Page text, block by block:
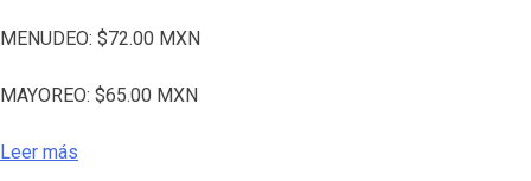
MENUDEO: $72.00 MXN
MAYOREO: $65.00 MXN
Leer más